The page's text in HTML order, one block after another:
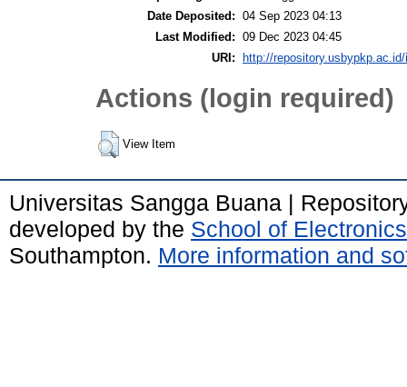
Date Deposited: 04 Sep 2023 04:13
Last Modified: 09 Dec 2023 04:45
URI:
http://
Actions (login required)
View Item
Universitas Sangga Buana |
developed by the School of
Southampton. More information and